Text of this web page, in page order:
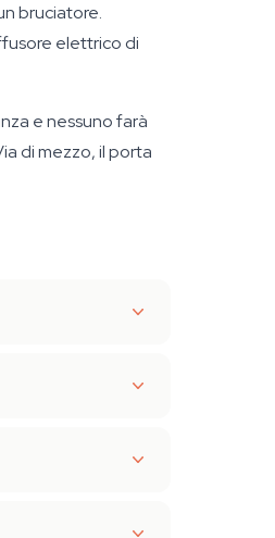
bruciatore.
elettrico di
e nessuno farà
di mezzo, il porta